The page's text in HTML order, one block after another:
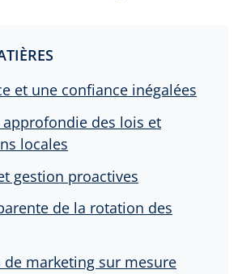
et une confiance inégalées
approfondie des lois et
locales
gestion proactives
de la rotation des
de marketing sur mesure